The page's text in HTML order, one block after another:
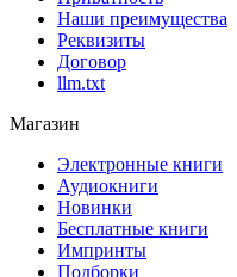
Наши преимущества
Реквизиты
Договор
llm.txt
Магазин
Электронные книги
Аудиокниги
Новинки
Бесплатные книги
Импринты
Подборки